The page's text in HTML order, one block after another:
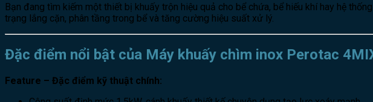
Bạn đang tìm kiếm một thiết bị khuấy trộn hiệu quả cho bể chứa, bể hiếu khí hay hệ
trạng lắng cặn, phân tầng trong bể và tăng cường hiệu suất xử lý.
Đặc điểm nổi bật của Máy khuấy chìm inox Perotac
Feature – Đặc điểm kỹ thuật chính: